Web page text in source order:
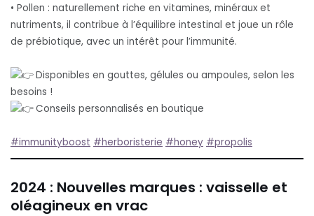
• Pollen : naturellement riche en vitamines, minéraux et
nutriments, il contribue à l’équilibre intestinal et joue un rôle
de prébiotique, avec un intérêt pour l’immunité.
Disponibles en gouttes, gélules ou ampoules, selon les
besoins !
Conseils personnalisés en boutique
#immunityboost #herboristerie #honey #propolis
2024 : Nouvelles marques : vaisselle et
oléagineux en vrac